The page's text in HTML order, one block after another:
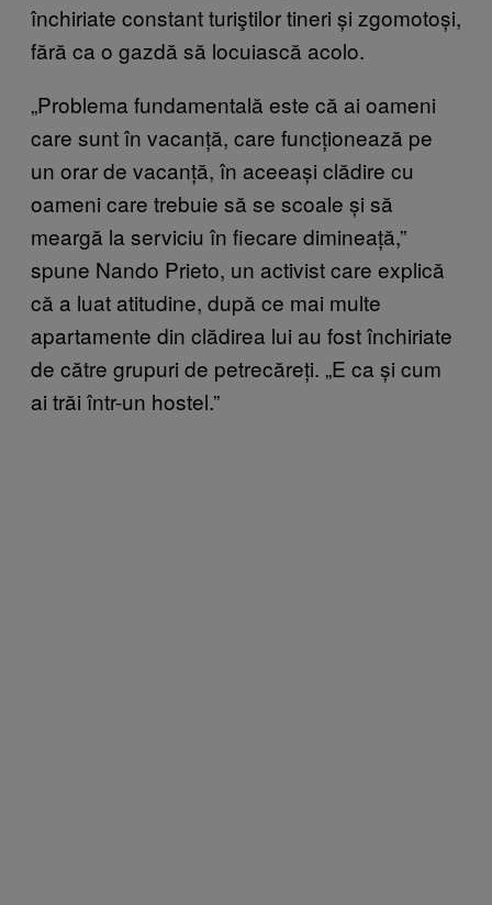
închiriate constant turiştilor tineri și zgomotoși,
fără ca o gazdă să locuiască acolo.
„Problema fundamentală este că ai oameni
care sunt în vacanță, care funcționează pe
un orar de vacanță, în aceeași clădire cu
oameni care trebuie să se scoale și să
meargă la serviciu în fiecare dimineață,”
spune Nando Prieto, un activist care explică
că a luat atitudine, după ce mai multe
apartamente din clădirea lui au fost închiriate
de către grupuri de petrecăreți. „E ca și cum
ai trăi într-un hostel.”